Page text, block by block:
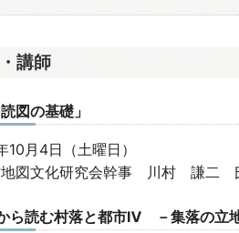
講師
図の基礎」
10月4日（土曜日）
地図文化研究会幹事 川村 謙二
読む村落と都市Ⅳ －集落の立地